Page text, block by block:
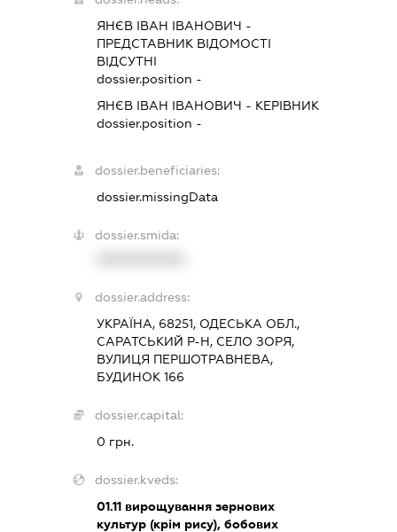
ЯНЄВ ІВАН ІВАНОВИЧ -
ПРЕДСТАВНИК ВІДОМОСТІ
ВІДСУТНІ
dossier.position -
ЯНЄВ ІВАН ІВАНОВИЧ - КЕРІВНИК
dossier.position -
dossier.beneficiaries:
dossier.missingData
dossier.smida:
dossier.address:
УКРАЇНА, 68251, ОДЕСЬКА ОБЛ.,
САРАТСЬКИЙ Р-Н, СЕЛО ЗОРЯ,
ВУЛИЦЯ ПЕРШОТРАВНЕВА,
БУДИНОК 166
dossier.capital:
0 грн.
dossier.kveds:
01.11вирощування зернових
культур (крім рису), бобових